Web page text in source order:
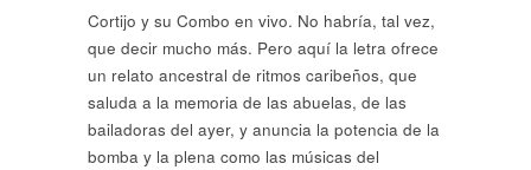
Cortijo y su Combo en vivo. No habría, tal vez,
que decir mucho más. Pero aquí la letra ofrece
un relato ancestral de ritmos caribeños, que
saluda a la memoria de las abuelas, de las
bailadoras del ayer, y anuncia la potencia de la
bomba y la plena como las músicas del